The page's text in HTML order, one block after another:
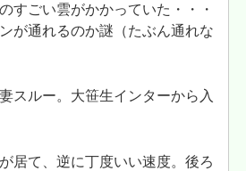
すごい雲がかかっていた・・・
が通れるのか謎（たぶん通れな
スルー。大笹生インターから入
居て、逆に丁度いい速度。後ろ